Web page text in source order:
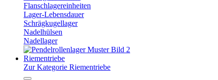
Flanschlagereinheiten
Lager-Lebensdauer
Schrägkugellager
Nadelhülsen
Nadellager
Riementriebe
Zur Kategorie Riementriebe